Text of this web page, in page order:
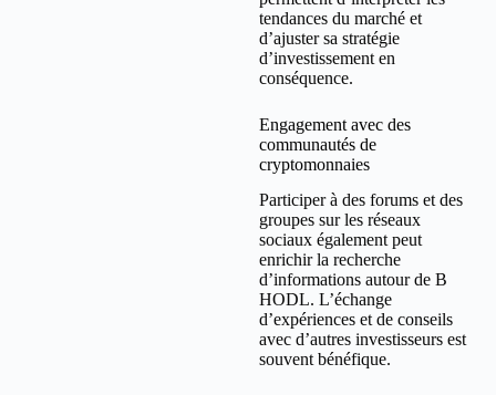
tendances du marché et
d’ajuster sa stratégie
d’investissement en
conséquence.
Engagement avec des
communautés de
cryptomonnaies
Participer à des forums et des
groupes sur les réseaux
sociaux également peut
enrichir la recherche
d’informations autour de B
HODL. L’échange
d’expériences et de conseils
avec d’autres investisseurs est
souvent bénéfique.